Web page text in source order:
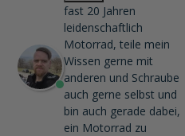
fast 20 Jahren
leidenschaftlich
Motorrad, teile mein
Wissen gerne mit
anderen und Schraube
auch gerne selbst und
bin auch gerade dabei,
ein Motorrad zu